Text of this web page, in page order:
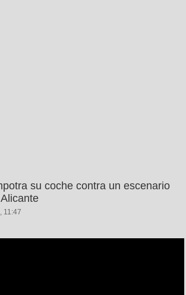
su coche contra un escenario
11:47